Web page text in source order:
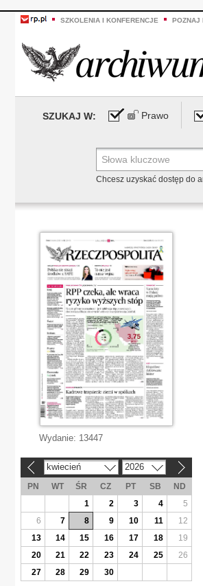
SZKOLENIA I KONFERENCJE POZNAJ
SZUKAJ W: Prawo
Chcesz uzyskać dostęp do
Wydanie: 13447
kwiecień 2026
PN WT ŚR CZ PT SB
ND
1
2 3 4
5
6
7 8 9 10 11
12
13
14 15 16 17 18
19
20
21 22 23 24 25
26
27
28 29 30